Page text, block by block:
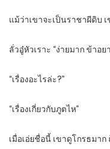
แม้ว่าเขาจะเป็นราชาผีดิบ
ลั่วอู๋หัวเราะ “ง่ายมาก ข้าอย
“เรื่องอะไรล่ะ?”
“เรื่องเกี่ยวกับภูตไห”
เมื่อเอ่ยชื่อนี้ เขาดูโกรธมา